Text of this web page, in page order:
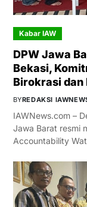
Kabar IAW
DPW Jawa
Bekasi,
Birokrasi dan
BYREDAKSI
IAWNews.com –
Jawa Barat resmi
Accountability